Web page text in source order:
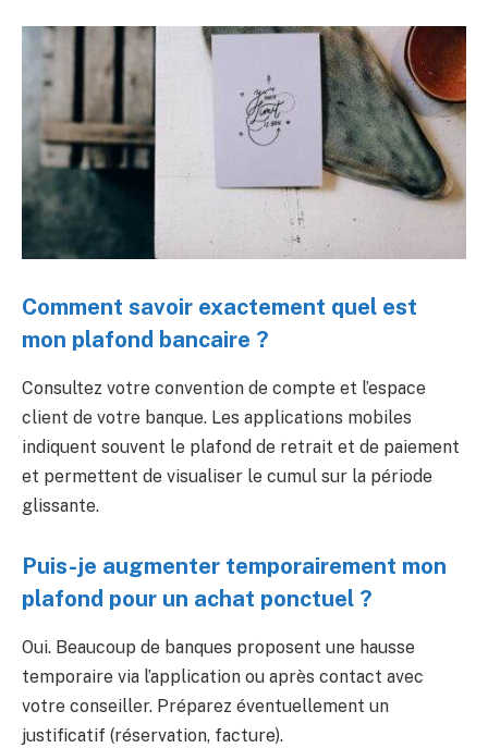
Comment savoir exactement quel est
mon plafond bancaire ?
Consultez votre convention de compte et l’espace
client de votre banque. Les applications mobiles
indiquent souvent le plafond de retrait et de paiement
et permettent de visualiser le cumul sur la période
glissante.
Puis-je augmenter temporairement mon
plafond pour un achat ponctuel ?
Oui. Beaucoup de banques proposent une hausse
temporaire via l’application ou après contact avec
votre conseiller. Préparez éventuellement un
justificatif (réservation, facture).